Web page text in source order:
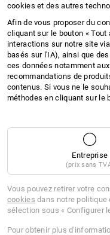
Jeu de colliers de serrage d.
118 midi
à p. de € 106,36
cookies et des autres
Afin de vous proposer du
cliquant sur le bouton «
interactions sur notre site
basés sur l'IA), ainsi que
ces données notamment
recommandations de
contenus. Si vous ne le
méthodes en cliquant sur le
Entreprise
(prix sans
Vous pouvez retirer votre
cookies dans notre politique
sélection sous « Configurer
Pour obtenir plus